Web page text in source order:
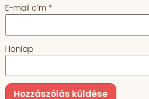
E-mail cím *
Honlap